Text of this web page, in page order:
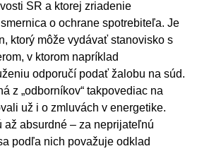
SR a ktorej zriadenie
o ochrane spotrebiteľa. Je
ktorý môže vydávať stanovisko s
v ktorom napríklad
odporučí podať žalobu na súd.
z „odborníkov“ takpovediac na
už i o zmluvách v energetike.
až absurdné – za neprijateľnú
podľa nich považuje odklad